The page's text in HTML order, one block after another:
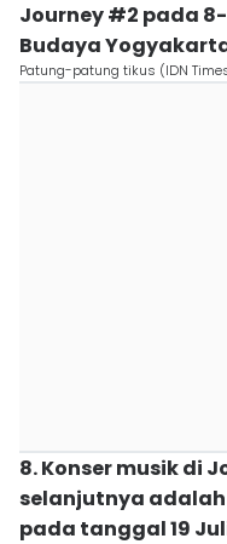
Journey #2 pada
Budaya
Patung-patung tikus (IDN
8. Konser musik di
selanjutnya adalah
pada tanggal 19